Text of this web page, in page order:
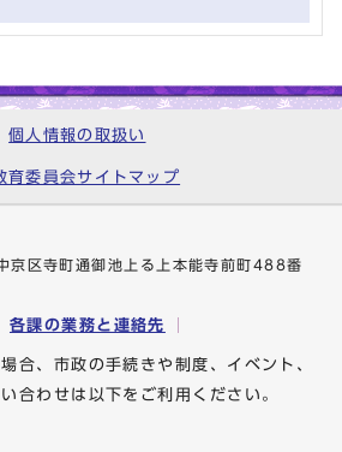
個人情報の取扱い
育委員会サイトマップ
区寺町通御池上る上本能寺前町488番
各課の業務と連絡先
合、市政の手続きや制度、イベント、
合わせは以下をご利用ください。